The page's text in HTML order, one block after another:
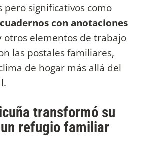
pero significativos como
cuadernos con anotaciones
otros elementos de trabajo
las postales familiares,
de hogar más allá del
transformó su
refugio familiar